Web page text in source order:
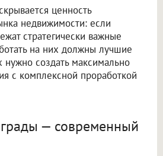
ценность
недвижимости: если
стратегически важные
на них должны лучшие
нужно создать максимально
с комплексной проработкой
— современный